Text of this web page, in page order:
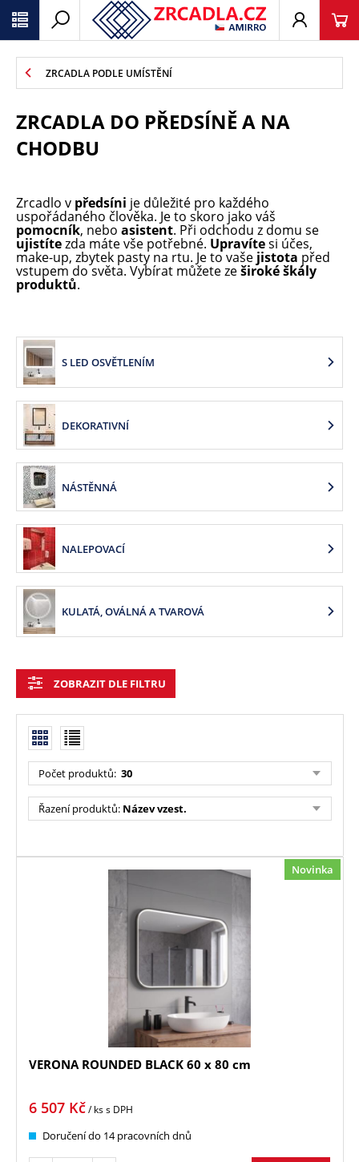
ZRCADLA PODLE UMÍSTĚNÍ
ZRCADLA DO PŘEDSÍNĚ A NA
CHODBU
Zrcadlo v předsíni je důležité pro každého
uspořádaného člověka. Je to skoro jako váš
pomocník, nebo asistent. Při odchodu z domu se
ujistítezda máte vše potřebné. Upravítesi účes,
make-up, zbytek pasty na rtu. Je to vaše jistota před
vstupem do světa. Vybírat můžete zeširoké škály
produktů.
S LED OSVĚTLENÍM
DEKORATIVNÍ
NÁSTĚNNÁ
NALEPOVACÍ
KULATÁ, OVÁLNÁ A TVAROVÁ
ZOBRAZIT DLE FILTRU
Počet produktů: 30
Řazení produktů: Název vzest.
Novinka
VERONA ROUNDED BLACK 60 x 80 cm
6 507 Kč/ kss DPH
Doručení do 14 pracovních dnů